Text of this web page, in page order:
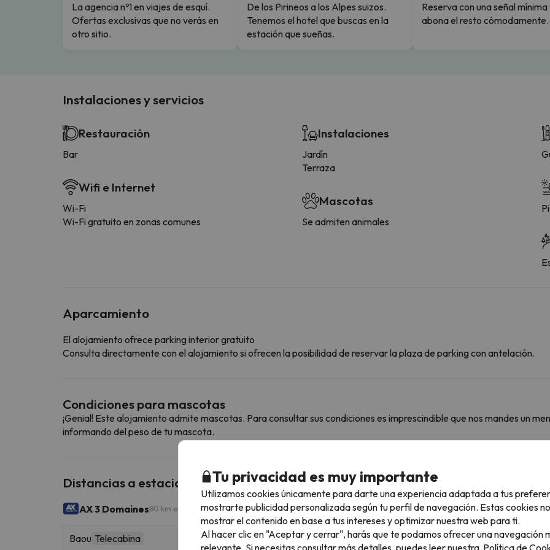
La agencia nº1 en viajes de esquí.
Ofertas exclusivas que no verás en
otro sitio.
De los Pirineos a los Alpes suizos.
Tenemos el hotel que buscas en la
estación que sueñas.
Reserva con una señal mínima
abona el resto cómodamente.
Instalaciones y servicios
Restauración
Bar
Wifi e Internet
Wi-Fi
Wi-Fi gratuito en zonas comunes
Instalaciones
Jardín
Terraza
Mascotas
Se admiten animales
Aparcamiento
El alojamiento ofrece parking interior gratuito
Consulta directamente con el alojamiento si ofrecen la posibilidad de reservar la plaza de parking con antelación.
Condiciones para mascotas
¡Genial! Este alojamiento admite mascotas. Para consultar sus condiciones es imprescindible que nos mandes un
informando del peso de tu mascota.
Distancias a estaciones de esquí cercanas
AX 3 Domaines 80 km esquiables
Baou Telecabina 8.3 km 15 min
Tu privacidad es muy importante
Utilizamos cookies únicamente para darte una experiencia adaptada a tus
mostrarte publicidad personalizada según tu perfil de navegación. Estas cookies
mostrar el contenido en base a tus intereses y optimizar nuestra web para ti.
Al hacer clic en "Aceptar y cerrar", harás que te podamos ofrecer una navegación
relevante. Si necesitas consultar más detalles, puedes leer nuestra Política de